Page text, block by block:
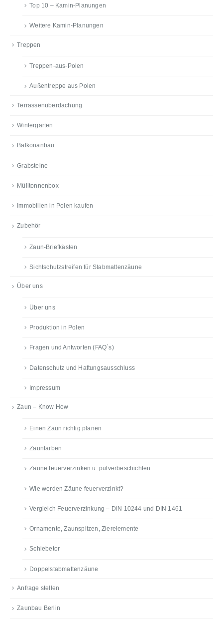
Top 10 – Kamin-Planungen
Weitere Kamin-Planungen
Treppen
Treppen-aus-Polen
Außentreppe aus Polen
Terrassenüberdachung
Wintergärten
Balkonanbau
Grabsteine
Mülltonnenbox
Immobilien in Polen kaufen
Zubehör
Zaun-Briefkästen
Sichtschutzstreifen für Stabmattenzäune
Über uns
Über uns
Produktion in Polen
Fragen und Antworten (FAQ´s)
Datenschutz und Haftungsausschluss
Impressum
Zaun – Know How
Einen Zaun richtig planen
Zaunfarben
Zäune feuerverzinken u. pulverbeschichten
Wie werden Zäune feuerverzinkt?
Vergleich Feuerverzinkung – DIN 10244 und DIN 1461
Ornamente, Zaunspitzen, Zierelemente
Schiebetor
Doppelstabmattenzäune
Anfrage stellen
Zaunbau Berlin